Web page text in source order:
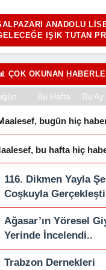
ANADOLU
IŞIK TUTAN
ÇOK OKUNAN
Bu Hafta Bu Ay
bugün hiç
bu hafta hiç
116. Dikmen Yayla
Coşkuyla
Ağasar’ın Yöresel
Yerinde İncelendi..
Trabzon Dernekleri